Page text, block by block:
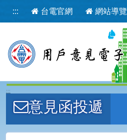
主要內容
::: 台電官網 網站導覽
:::
意見函投遞